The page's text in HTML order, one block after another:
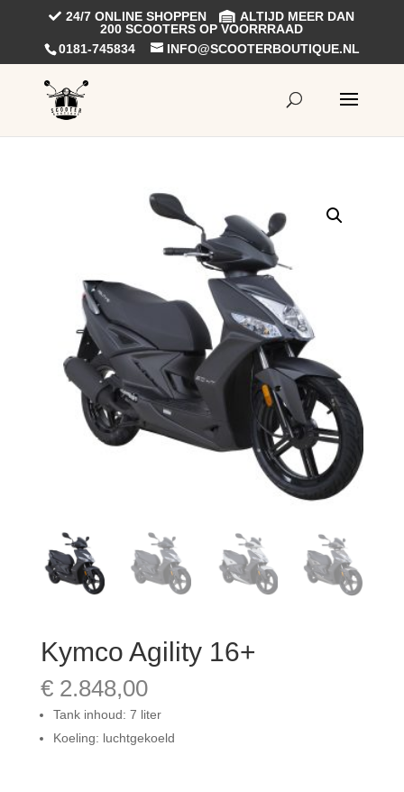
24/7 ONLINE SHOPPEN
ALTIJD MEER DAN
200 SCOOTERS OP VOORRRAAD
0181-745834
INFO@SCOOTERBOUTIQUE.NL
Kymco Agility 16+
€2.848,00
Tank inhoud: 7 liter
Koeling: luchtgekoeld